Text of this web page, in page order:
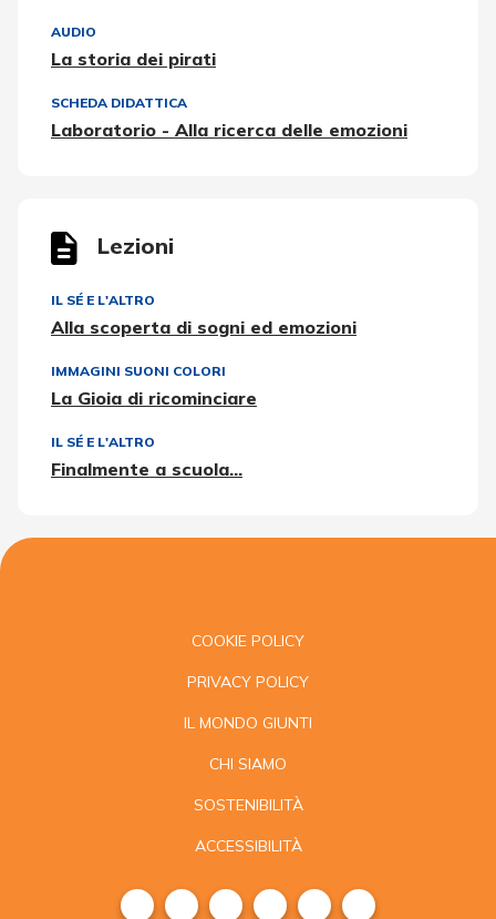
AUDIO
La storia dei pirati
SCHEDA DIDATTICA
Laboratorio - Alla ricerca delle emozioni
Lezioni
IL SÉ E L'ALTRO
Alla scoperta di sogni ed emozioni
IMMAGINI SUONI COLORI
La Gioia di ricominciare
IL SÉ E L'ALTRO
Finalmente a scuola...
COOKIE POLICY
PRIVACY POLICY
IL MONDO GIUNTI
CHI SIAMO
SOSTENIBILITÀ
ACCESSIBILITÀ